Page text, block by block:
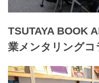
TSUTAYA BOOK
業メンタリングコ